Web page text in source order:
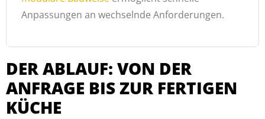
Anpassungen an wechselnde Anforderungen.
DER ABLAUF: VON DER
ANFRAGE BIS ZUR FERTIGEN
KÜCHE